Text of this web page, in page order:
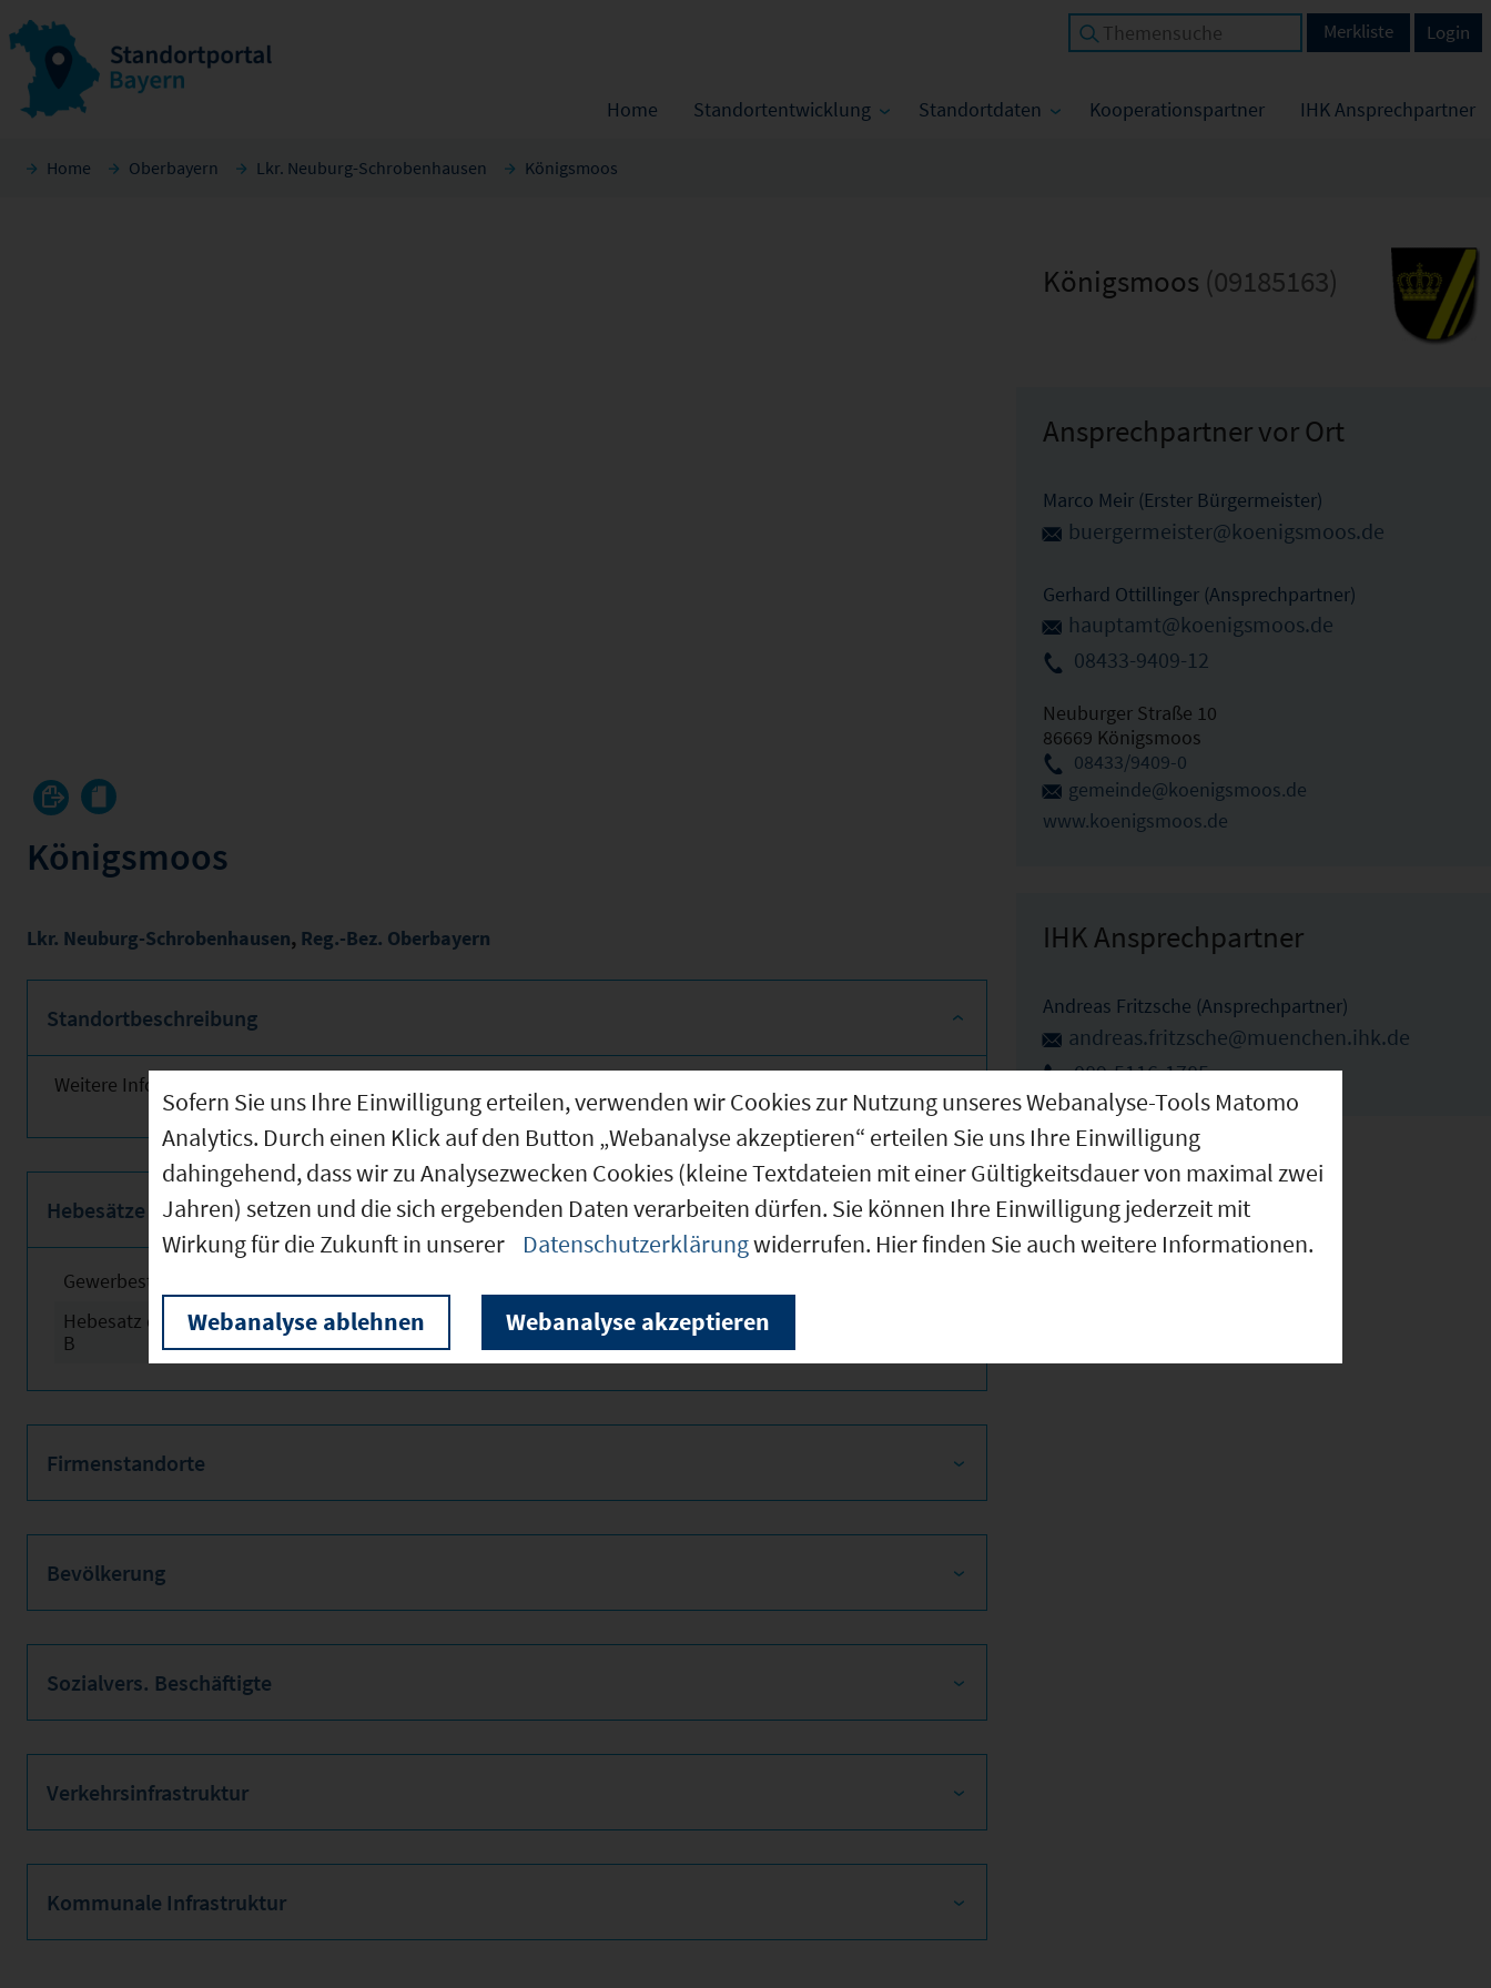
Home Standortentwicklung Standortdaten Kooperationspartner IHK Ansprechpartner
Login
Merkliste
Home Oberbayern Lkr. Neuburg-Schrobenhausen Königsmoos
Königsmoos
Lkr. Neuburg-Schrobenhausen, Reg.-Bez. Oberbayern
Standortbeschreibung
Weitere Informationen finden Sie obenstehend!
Hebesätze
Gewerbesteuerhebesatz
Hebesatz der Grundsteuer
B
2024 310
Firmenstandorte
Bevölkerung
Sozialvers. Beschäftigte
Verkehrsinfrastruktur
Kommunale Infrastruktur
Königsmoos (09185163)
Ansprechpartner vor Ort
Marco Meir (Erster Bürgermeister)
buergermeister@koenigsmoos.de
Gerhard Ottillinger (Ansprechpartner)
hauptamt@koenigsmoos.de
08433-9409-12
Neuburger Straße 10
86669 Königsmoos
08433/9409-0
gemeinde@koenigsmoos.de
www.koenigsmoos.de
IHK Ansprechpartner
Andreas Fritzsche (Ansprechpartner)
andreas.fritzsche@muenchen.ihk.de
089-5116-1785
Sofern Sie uns Ihre Einwilligung erteilen, verwenden wir Cookies zur Nutzung unseres Webanalyse-Tools Matomo
Analytics. Durch einen Klick auf den Button „Webanalyse akzeptieren“ erteilen Sie uns Ihre Einwilligung
dahingehend, dass wir zu Analysezwecken Cookies (kleine Textdateien mit einer Gültigkeitsdauer von maximal zwei
Jahren) setzen und die sich ergebenden Daten verarbeiten dürfen. Sie können Ihre Einwilligung jederzeit mit
Wirkung für die Zukunft in unserer
Datenschutzerklärungwiderrufen. Hier finden Sie auch weitere Informationen.
Webanalyse ablehnen Webanalyse akzeptieren